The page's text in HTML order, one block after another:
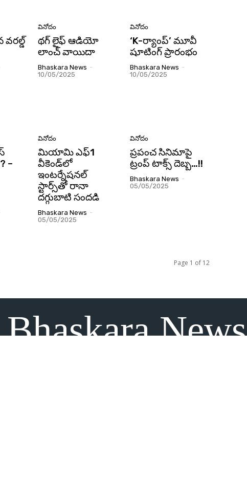
వినోదం
థగ్ లైఫ్ ఆడియో
లాంచ్ వాయిదా
Bhaskara News -
10/05/2025
వినోదం
‘K-ర్యాంప్’ మూవీ
షూటింగ్ ప్రారంభం
Bhaskara News -
10/05/2025
–
వినోదం
మియామి ఎఫ్‌1
వీకెండ్‌లో
ఇంటర్నేషనల్‌
స్టార్స్‌తో రానా
దగ్గుబాటి సందడి
Bhaskara News -
05/05/2025
వినోదం
ప్రపంచ సినిమాపై
ట్రంప్ టాక్స్ దెబ్బ…!!
Bhaskara News -
05/05/2025
Page 1 of 12
Bhaskara News